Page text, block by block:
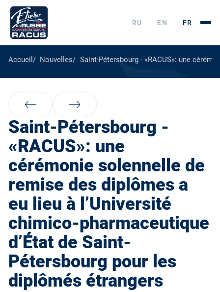
RU EN FR
Accueil Nouvelles Saint-Pétersbourg - «RACUS»: une
Saint-Pétersbourg -
«RACUS»: une
cérémonie solennelle de
remise des diplômes a
eu lieu à l’Université
chimico-pharmaceutique
d’État de Saint-
Pétersbourg pour les
diplômés étrangers